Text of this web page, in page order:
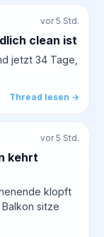
vor 5 Std.
clean ist
jetzt 34 Tage,
Thread lesen →
vor 5 Std.
kehrt
klopft
sitze